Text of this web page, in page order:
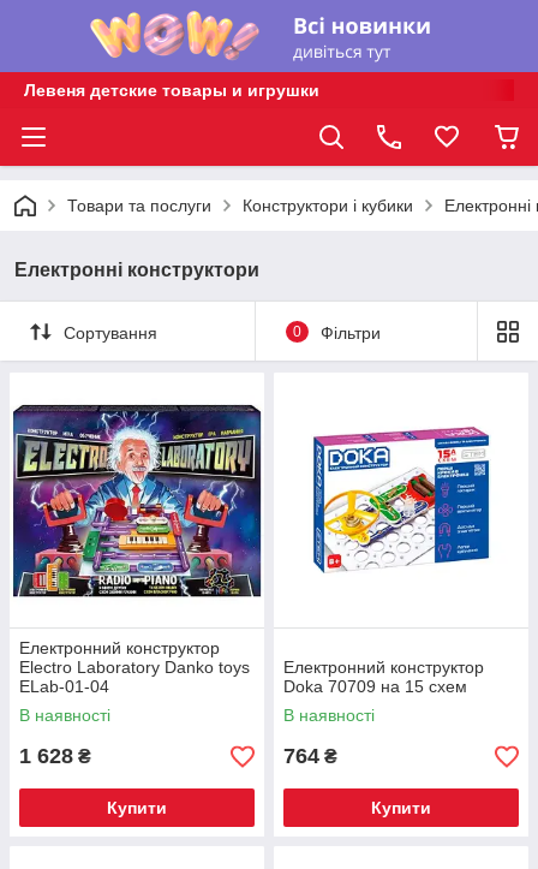
Левеня детские товары и игрушки
Товари та послуги Конструктори і кубики Електронні
Електронні конструктори
Сортування 0 Фільтри
Електронний конструктор
Electro Laboratory Danko toys
ELab-01-04
В наявності
1 628 ₴
Купити
Електронний конструктор
Doka 70709 на 15 схем
В наявності
764 ₴
Купити